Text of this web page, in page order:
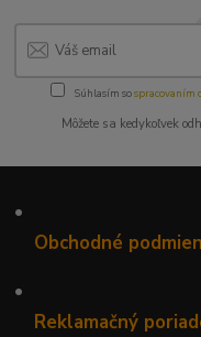
Súhlasím sospracovaním
Môžete sa kedykoľvek
•
Obchodné
•
Reklamačný